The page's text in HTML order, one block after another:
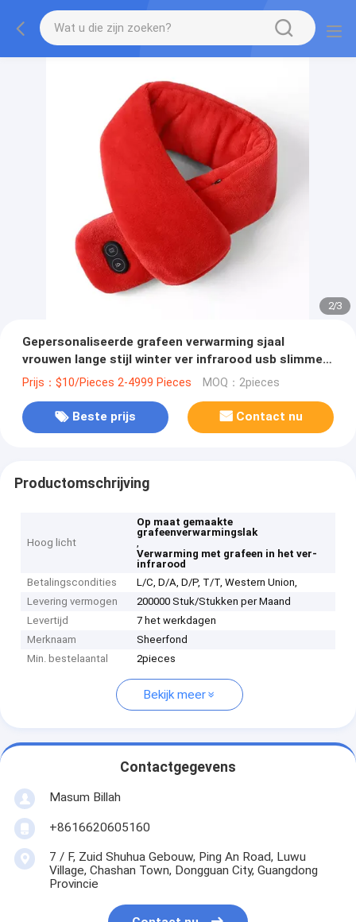
2/3
Gepersonaliseerde grafeen verwarming sjaal
vrouwen lange stijl winter ver infrarood usb slimme
elektronen warmte
Prijs：$10/Pieces 2-4999 Pieces MOQ：2pieces
Beste prijs Contact nu
Productomschrijving
Hoog licht
Op maat gemaakte
grafeenverwarmingslak
,
Verwarming met grafeen in het ver-
infrarood
Betalingscondities
L/C, D/A, D/P, T/T, Western Union,
Levering vermogen
200000 Stuk/Stukken per Maand
Levertijd
7 het werkdagen
Merknaam
Sheerfond
Min. bestelaantal
2pieces
Bekijk meer
Contactgegevens
Masum Billah
+8616620605160
7 / F, Zuid Shuhua Gebouw, Ping An Road, Luwu
Village, Chashan Town, Dongguan City, Guangdong
Provincie